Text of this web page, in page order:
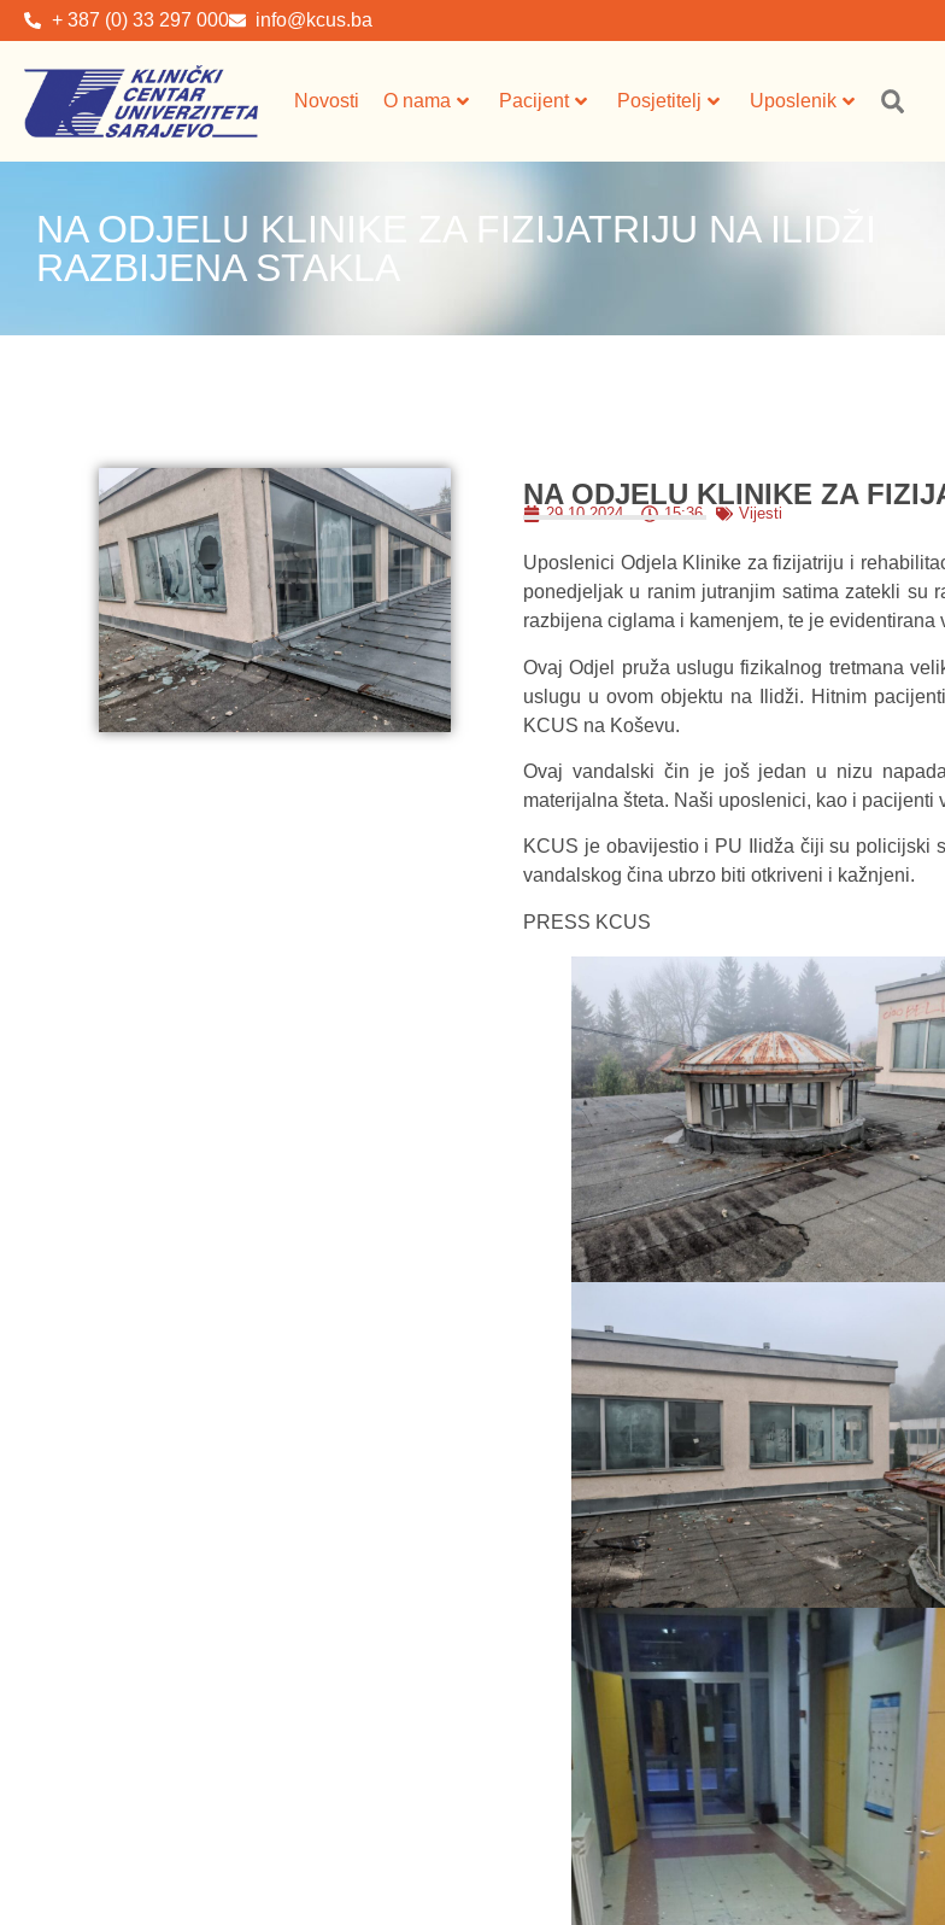
+ 387 (0) 33 297 000 info@kcus.ba
Novosti O nama Pacijent Posjetitelj Uposlenik
NA ODJELU KLINIKE ZA FIZIJATRIJU NA ILIDŽI
RAZBIJENA STAKLA
NA ODJELU KLINIKE ZA
29.10.2024. 15:36 Vijesti
Uposlenici Odjela Klinike za fizijatriju i
ponedjeljak u ranim jutranjim satima zatekli su
razbijena ciglama i kamenjem, te je
Ovaj Odjel pruža uslugu fizikalnog tretmana
uslugu u ovom objektu na Ilidži. Hitnim
KCUS na Koševu.
Ovaj vandalski čin je još jedan u nizu
materijalna šteta. Naši uposlenici, kao i
KCUS je obavijestio i PU Ilidža čiji su policijski
vandalskog čina ubrzo biti otkriveni i kažnjeni.
PRESS KCUS